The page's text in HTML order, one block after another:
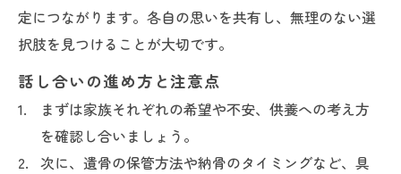
定につながります。各自の思いを共有し、無理のない選
択肢を見つけることが大切です。
話し合いの進め方と注意点
まずは家族それぞれの希望や不安、供養への考え方
を確認し合いましょう。
次に、遺骨の保管方法や納骨のタイミングなど、具